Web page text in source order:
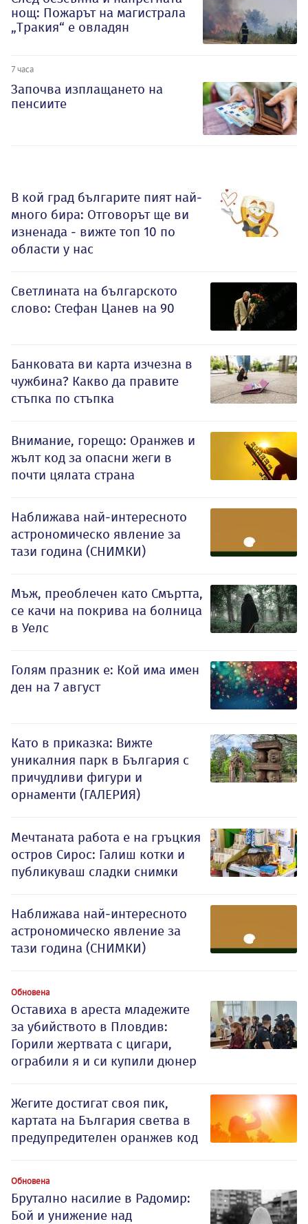
нощ: Пожарът на магистрала
„Тракия“ е овладян
7 часа
Започва изплащането на
пенсиите
В кой град българите пият най-
много бира: Отговорът ще ви
изненада - вижте топ 10 по
области у нас
Светлината на българското
слово: Стефан Цанев на 90
Банковата ви карта изчезна в
чужбина? Какво да правите
стъпка по стъпка
Внимание, горещо: Оранжев и
жълт код за опасни жеги в
почти цялата страна
Наближава най-интересното
астрономическо явление за
тази година (СНИМКИ)
Мъж, преоблечен като Смъртта,
се качи на покрива на болница
в Уелс
Голям празник е: Кой има имен
ден на 7 август
Като в приказка: Вижте
уникалния парк в България с
причудливи фигури и
орнаменти (ГАЛЕРИЯ)
Мечтаната работа е на гръцкия
остров Сирос: Галиш котки и
публикуваш сладки снимки
Наближава най-интересното
астрономическо явление за
тази година (СНИМКИ)
Обновена
Оставиха в ареста младежите
за убийството в Пловдив:
Горили жертвата с цигари,
ограбили я и си купили дюнер
Жегите достигат своя пик,
картата на България светва в
предупредителен оранжев код
Обновена
Брутално насилие в Радомир:
Бой и унижение над